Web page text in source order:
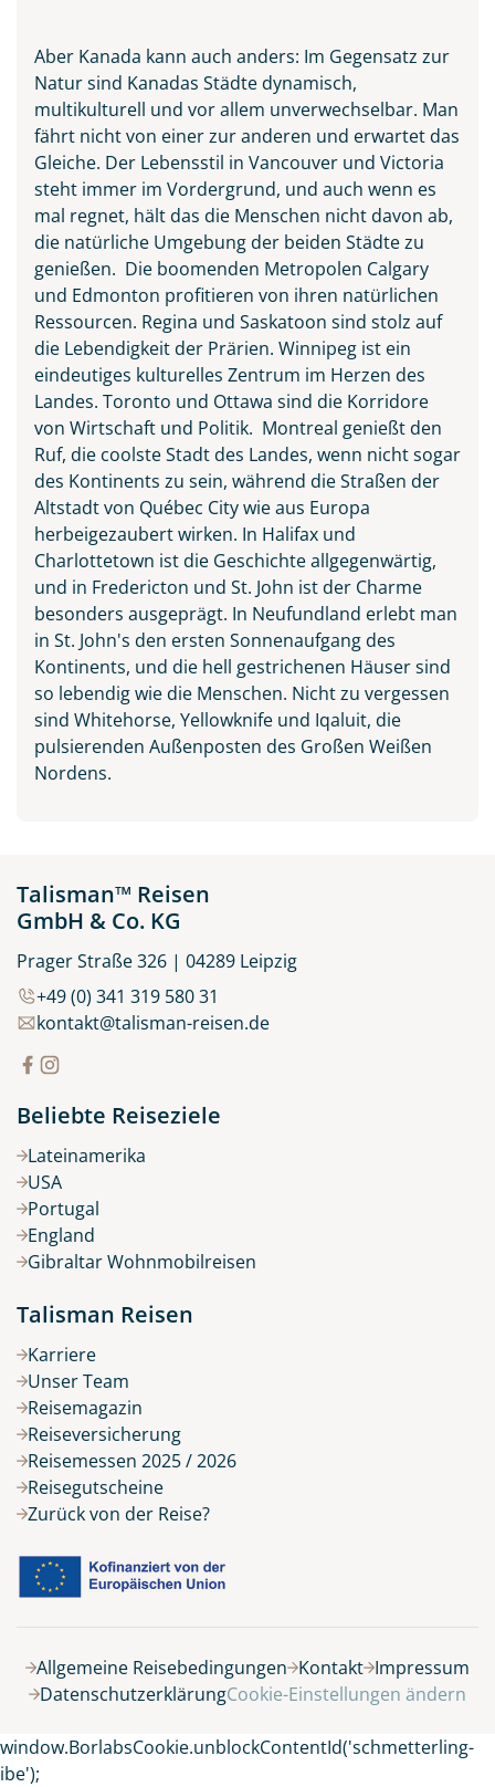
Keine Reisen auf der Merkliste
Ingonish Beach separated
between the Sea and the City,
Cape Breton Island
© Pugalenthi - stock.adobe.com
Aber Kanada kann auch anders: Im Gegensatz zur
Natur sind Kanadas Städte dynamisch,
multikulturell und vor allem unverwechselbar. Man
fährt nicht von einer zur anderen und erwartet das
Gleiche. Der Lebensstil in Vancouver und Victoria
steht immer im Vordergrund, und auch wenn es
mal regnet, hält das die Menschen nicht davon ab,
die natürliche Umgebung der beiden Städte zu
genießen. Die boomenden Metropolen Calgary
und Edmonton profitieren von ihren natürlichen
Ressourcen. Regina und Saskatoon sind stolz auf
die Lebendigkeit der Prärien. Winnipeg ist ein
eindeutiges kulturelles Zentrum im Herzen des
Landes. Toronto und Ottawa sind die Korridore
von Wirtschaft und Politik. Montreal genießt den
Ruf, die coolste Stadt des Landes, wenn nicht sogar
des Kontinents zu sein, während die Straßen der
Altstadt von Québec City wie aus Europa
herbeigezaubert wirken. In Halifax und
Charlottetown ist die Geschichte allgegenwärtig,
und in Fredericton und St. John ist der Charme
besonders ausgeprägt. In Neufundland erlebt man
in St. John's den ersten Sonnenaufgang des
Kontinents, und die hell gestrichenen Häuser sind
so lebendig wie die Menschen. Nicht zu vergessen
sind Whitehorse, Yellowknife und Iqaluit, die
pulsierenden Außenposten des Großen Weißen
Nordens.
Talisman™ Reisen
GmbH & Co. KG
Prager Straße 326 | 04289 Leipzig
+49 (0) 341 319 580 31
kontakt@talisman-reisen.de
Beliebte Reiseziele
Lateinamerika
USA
Portugal
England
Gibraltar Wohnmobilreisen
Talisman Reisen
Karriere
Unser Team
Reisemagazin
Reiseversicherung
Reisemessen 2025 / 2026
Reisegutscheine
Zurück von der Reise?
Allgemeine Reisebedingungen Kontakt Impressum
DatenschutzerklärungCookie-Einstellungen ändern
window.BorlabsCookie.unblockContentId('schmetterling-
ibe');